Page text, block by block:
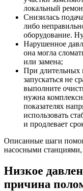
локальный
Снизилась
либо
оборудование.
Нарушенное
она могла
или замена;
При длительных
запускаться не
выполните
нужна
показателях
использовать
и продлевает
Описанные шаги
насосными
Низкое
причина